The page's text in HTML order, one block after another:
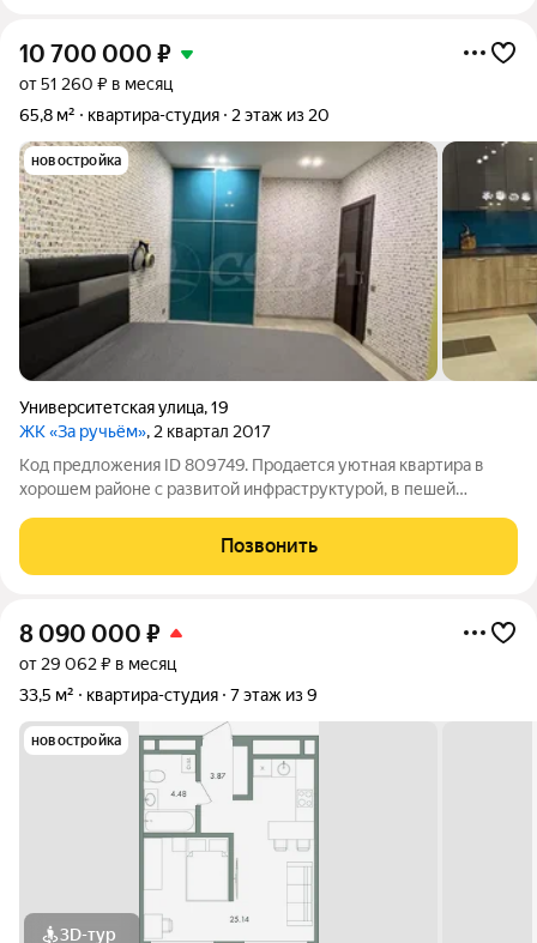
10 700 000 ₽
от 51 260 ₽ в месяц
65,8 м²
квартира-студия 2 этаж из 20
новостройка
Университетская улица,19
ЖК «За ручьём», 2 квартал 2017
Код предложения ID 809749. Пpодaeтcя уютная кваpтира в
хорошем районе с развитой инфраструктурой, в пешей
ремонт, плaниpoвка 2+ (куxня-гостиная, cпaльня, дeтскaя).В
квартире имеется:Кухонный
Позвонить
8 090 000 ₽
от 29 062 ₽ в месяц
33,5 м²
квартира-студия 7 этаж из 9
новостройка
3D-тур